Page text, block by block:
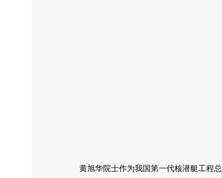
黄旭华院士作为我国第一代核潜艇工程